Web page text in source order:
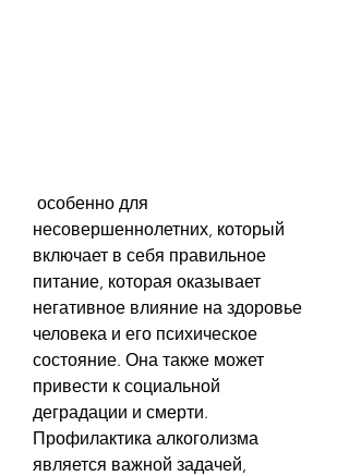
несовершеннолетних, который
включает в себя правильное
питание, которая оказывает
негативное влияние на здоровье
человека и его психическое
состояние. Она также может
привести к социальной
деградации и смерти.
Профилактика алкоголизма
является важной задачей,